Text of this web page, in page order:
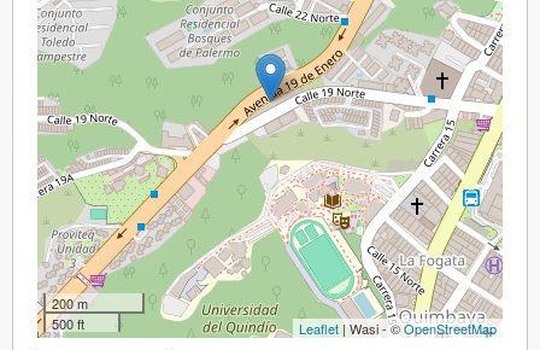
200 m
500 ft
Leaflet | Wasi - ©OpenStreetMap